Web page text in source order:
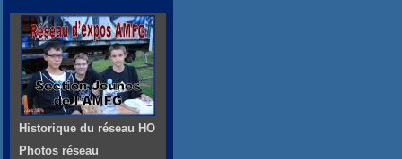
Historique du réseau HO
Photos réseau